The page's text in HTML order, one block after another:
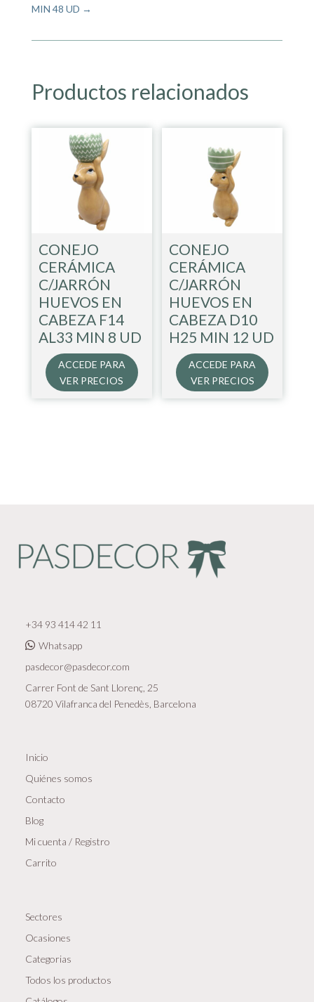
MIN 48 UD →
Productos relacionados
CONEJO
CERÁMICA
C/JARRÓN
HUEVOS EN
CABEZA F14
AL33 MIN 8 UD
ACCEDE PARA
VER PRECIOS
CONEJO
CERÁMICA
C/JARRÓN
HUEVOS EN
CABEZA D10
H25 MIN 12 UD
ACCEDE PARA
VER PRECIOS
+34 93 414 42 11
Whatsapp
pasdecor@pasdecor.com
Carrer Font de Sant Llorenç, 25
08720 Vilafranca del Penedès, Barcelona
Inicio
Quiénes somos
Contacto
Blog
Mi cuenta / Registro
Carrito
Sectores
Ocasiones
Categorias
Todos los productos